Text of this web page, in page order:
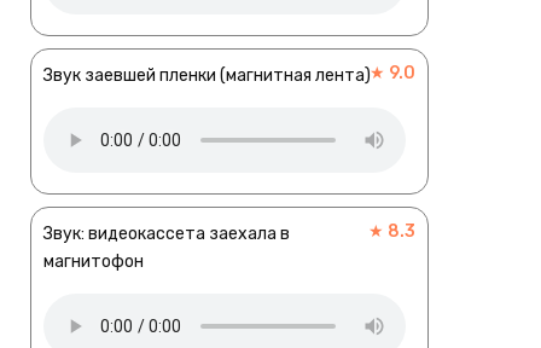
Звук заевшей пленки (магнитная лента)★ 9.0
Звук: видеокассета заехала в
магнитофон
★ 8.3